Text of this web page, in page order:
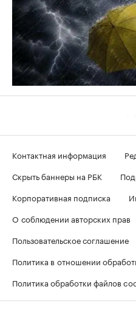
Контактная информация
Скрыть баннеры на РБК
Корпоративная подписка
О соблюдении авторских прав
Пользовательское соглашение
Политика в отношении
Политика обработки файлов